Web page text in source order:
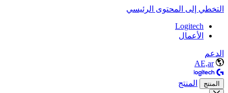
التخطي إلى المحتوى الرئيسي
Logitech
الأعمال
الدعم
AE,ar
المنتج المنتج